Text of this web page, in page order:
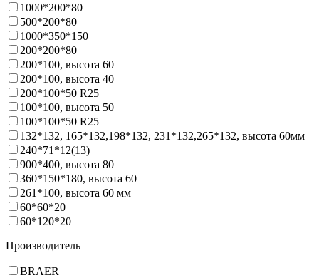
1000*200*80
500*200*80
1000*350*150
200*200*80
200*100, высота 60
200*100, высота 40
200*100*50 R25
100*100, высота 50
100*100*50 R25
132*132, 165*132,198*132, 231*132,265*132, высота 60мм
240*71*12(13)
900*400, высота 80
360*150*180, высота 60
261*100, высота 60 мм
60*60*20
60*120*20
Производитель
BRAER